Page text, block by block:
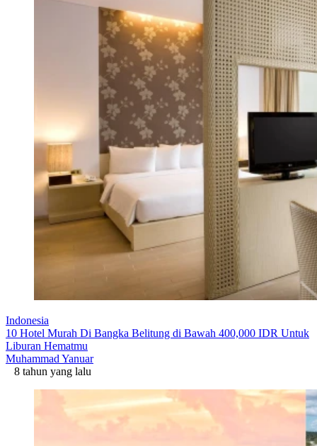
Indonesia
10 Hotel Murah Di Bangka Belitung di Bawah 400,000 IDR Untuk
Liburan Hematmu
Muhammad Yanuar
8 tahun yang lalu